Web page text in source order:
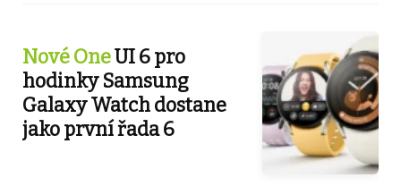
Nové OneUI 6 pro
hodinky Samsung
Galaxy Watch dostane
jako první řada 6